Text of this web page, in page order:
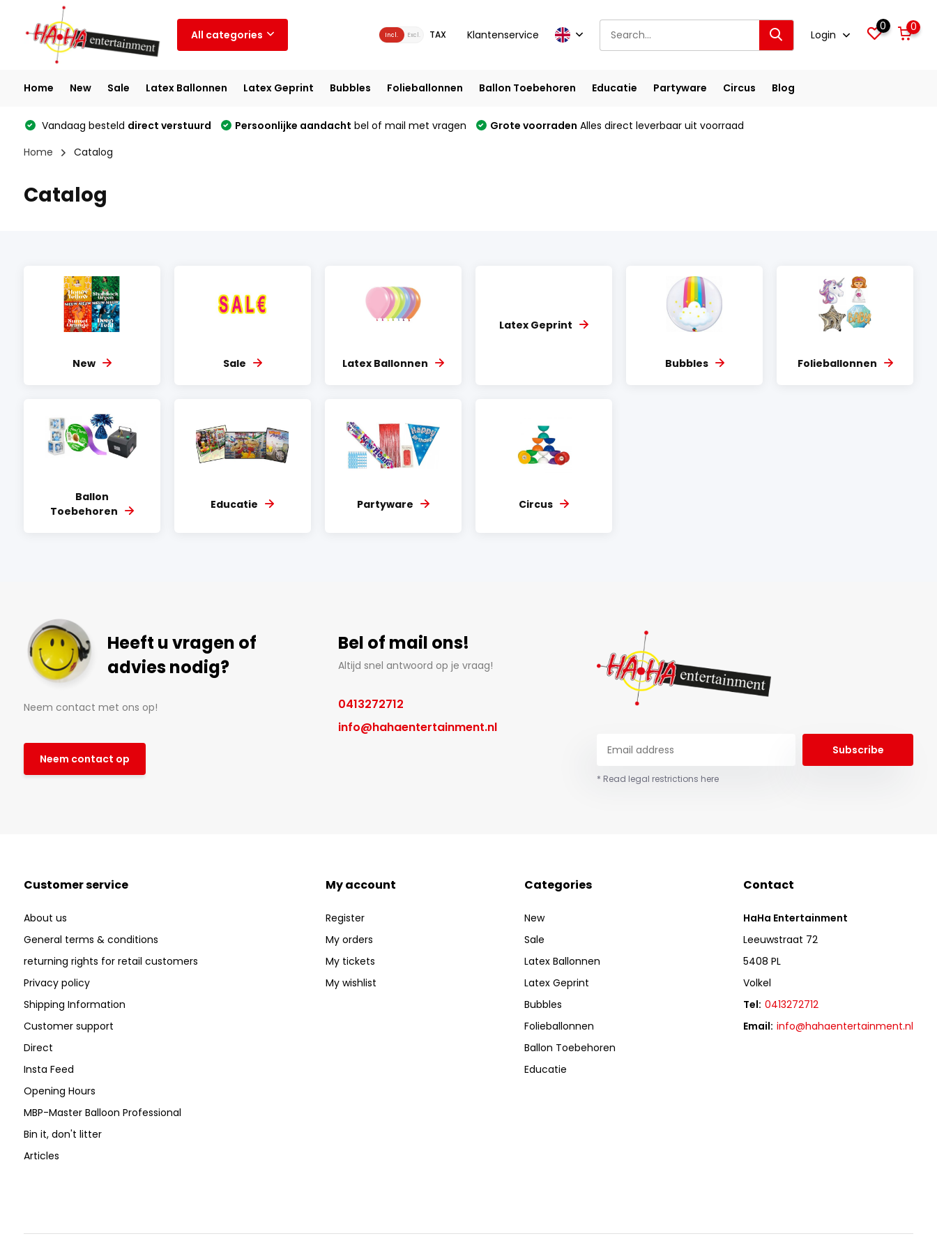
All categories Incl. Excl. TAX Klantenservice Login
0 0
Home New Sale Latex Ballonnen Latex Geprint Bubbles Folieballonnen Ballon Toebehoren Educatie Partyware Circus Blog
Vandaag besteld direct verstuurd Persoonlijke aandacht bel of mail met vragen Grote voorraden Alles direct leverbaar uit voorraad
Home
Catalog
Catalog
New Sale Latex Ballonnen
Latex Geprint
Bubbles Folieballonnen
Ballon
Toebehoren
Educatie Partyware Circus
Heeft u vragen of
advies nodig?
Neem contact met ons op!
Neem contact op
Bel of mail ons!
Altijd snel antwoord op je vraag!
0413272712
info@hahaentertainment.nl
Subscribe
* Read legal restrictions here
Customer service
About us
General terms & conditions
returning rights for retail customers
Privacy policy
Shipping Information
Customer support
Direct
Insta Feed
Opening Hours
MBP-Master Balloon Professional
Bin it, don't litter
Articles
My account
Register
My orders
My tickets
My wishlist
Categories
New
Sale
Latex Ballonnen
Latex Geprint
Bubbles
Folieballonnen
Ballon Toebehoren
Educatie
Contact
HaHa Entertainment
Leeuwstraat 72
5408 PL
Volkel
Tel: 0413272712
Email: info@hahaentertainment.nl